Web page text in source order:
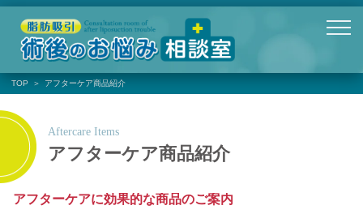
TOP アフターケア商品紹介
アフターケア商品紹介
アフターケアに効果的な商品のご案内